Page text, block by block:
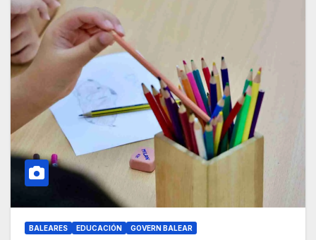
BALEARES EDUCACIÓN GOVERN BALEAR